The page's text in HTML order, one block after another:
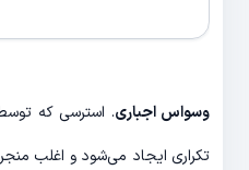
وسواس اجباری. استرسی که توسط
تکراری ایجاد می‌شود و اغلب